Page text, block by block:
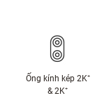
Ống kính kép 2K⁺
& 2K⁺